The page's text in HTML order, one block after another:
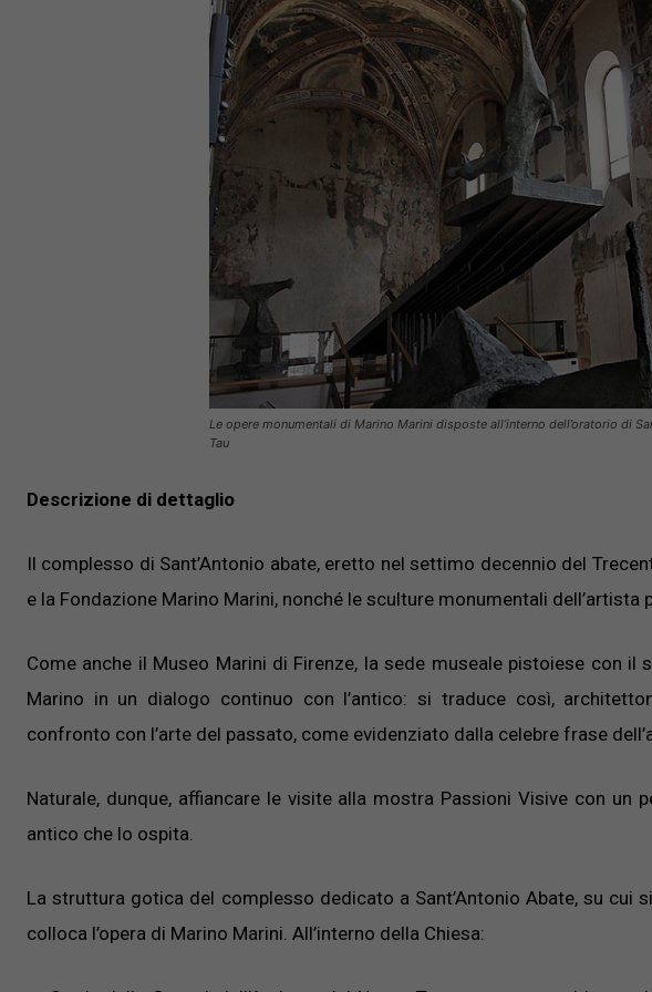
Le opere monumentali di Marino Marini disposte all’interno dell’oratorio di
Tau
Descrizione di dettaglio
Il complesso di Sant’Antonio abate, eretto nel settimo decennio del
e la Fondazione Marino Marini, nonché le sculture monumentali dell’artista
Come anche il Museo Marini di Firenze, la sede museale pistoiese con il
Marino in un dialogo continuo con l’antico: si traduce così,
confronto con l’arte del passato, come evidenziato dalla celebre frase
Naturale, dunque, affiancare le visite alla mostra Passioni Visive con un
antico che lo ospita.
La struttura gotica del complesso dedicato a Sant’Antonio Abate, su cui
colloca l’opera di Marino Marini. All’interno della Chiesa: